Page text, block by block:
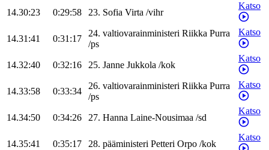
14.30:23 0:29:58 23. Sofia Virta /vihr
Katso
14.31:41 0:31:17
24. valtiovarainministeri Riikka Purra
/ps
Katso
14.32:40 0:32:16 25. Janne Jukkola /kok
Katso
14.33:58 0:33:34
26. valtiovarainministeri Riikka Purra
/ps
Katso
14.34:50 0:34:26 27. Hanna Laine-Nousimaa /sd
Katso
14.35:41 0:35:17 28. pääministeri Petteri Orpo /kok
Katso